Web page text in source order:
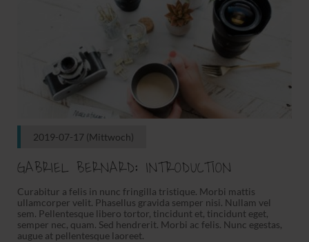
2019-07-17 (Mittwoch)
GABRIEL BERNARD: INTRODUCTION
Curabitur a felis in nunc fringilla tristique. Morbi mattis
ullamcorper velit. Phasellus gravida semper nisi. Nullam vel
sem. Pellentesque libero tortor, tincidunt et, tincidunt eget,
semper nec, quam. Sed hendrerit. Morbi ac felis. Nunc egestas,
augue at pellentesque laoreet.